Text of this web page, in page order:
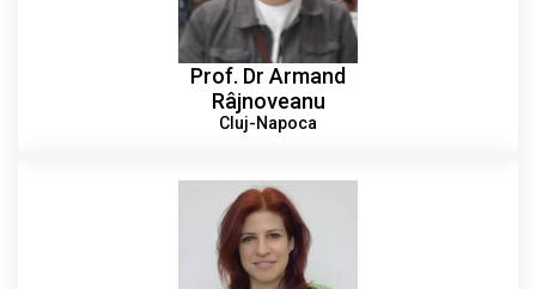
Prof. Dr Armand
Râjnoveanu
Cluj-Napoca